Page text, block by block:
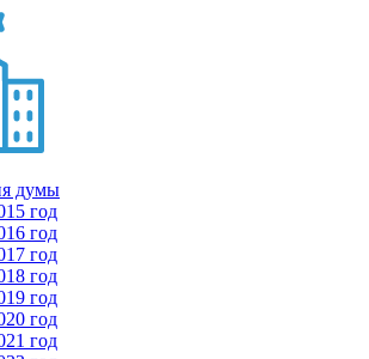
думы
год
год
год
год
год
год
год